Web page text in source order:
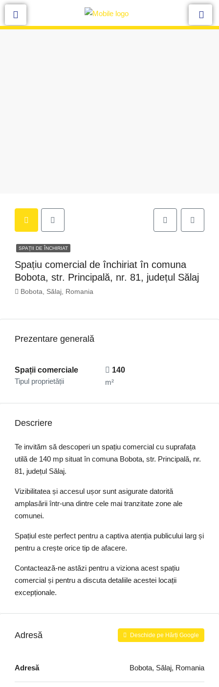
SPAȚII DE ÎNCHIRIAT
Spațiu comercial de închiriat în comuna
Bobota, str. Principală, nr. 81, județul Sălaj
Bobota, Sălaj, Romania
Prezentare generală
Spații comerciale
Tipul proprietății
140
m²
Descriere
Te invităm să descoperi un spațiu comercial cu suprafața
utilă de 140 mp situat în comuna Bobota, str. Principală, nr.
81, județul Sălaj.
Vizibilitatea și accesul ușor sunt asigurate datorită
amplasării într-una dintre cele mai tranzitate zone ale
comunei.
Spațiul este perfect pentru a captiva atenția publicului larg și
pentru a crește orice tip de afacere.
Contactează-ne astăzi pentru a viziona acest spațiu
comercial și pentru a discuta detaliile acestei locații
excepționale.
Adresă Deschide pe Hărți Google
Adresă Bobota, Sălaj, Romania